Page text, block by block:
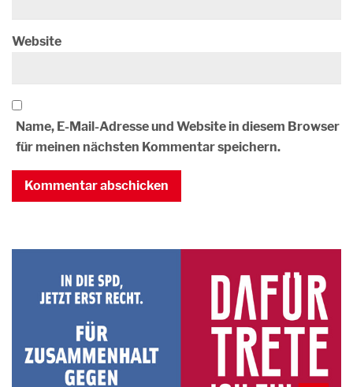
Website
Name, E-Mail-Adresse und Website in diesem Browser
für meinen nächsten Kommentar speichern.